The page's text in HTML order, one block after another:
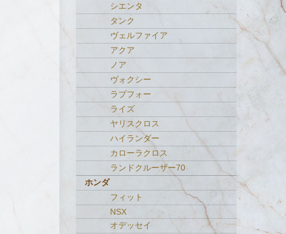
シエンタ
タンク
ヴェルファイア
アクア
ノア
ヴォクシー
ラブフォー
ライズ
ヤリスクロス
ハイランダー
カローラクロス
ランドクルーザー70
ホンダ
フィット
NSX
オデッセイ